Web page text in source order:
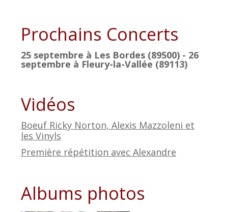
Prochains Concerts
25 septembre à Les Bordes (89500) - 26
septembre à Fleury-la-Vallée (89113)
Vidéos
Boeuf Ricky Norton, Alexis Mazzoleni et
les Vinyls
Première répétition avec Alexandre
Albums photos